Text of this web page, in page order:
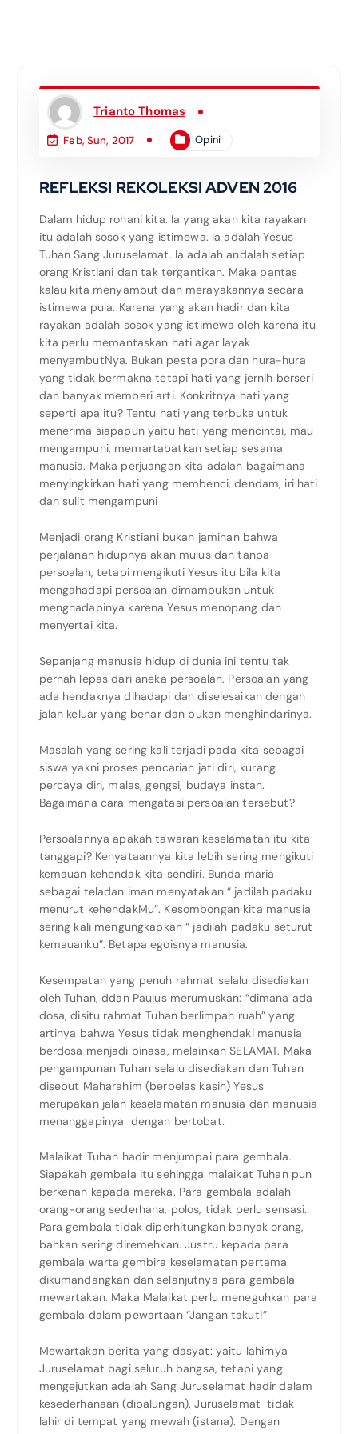
Trianto Thomas
Feb, Sun, 2017 Opini
REFLEKSI REKOLEKSI ADVEN 2016
Dalam hidup rohani kita. Ia yang akan kita rayakan
itu adalah sosok yang istimewa. Ia adalah Yesus
Tuhan Sang Juruselamat. Ia adalah andalah setiap
orang Kristiani dan tak tergantikan. Maka pantas
kalau kita menyambut dan merayakannya secara
istimewa pula. Karena yang akan hadir dan kita
rayakan adalah sosok yang istimewa oleh karena itu
kita perlu memantaskan hati agar layak
menyambutNya. Bukan pesta pora dan hura-hura
yang tidak bermakna tetapi hati yang jernih berseri
dan banyak memberi arti. Konkritnya hati yang
seperti apa itu? Tentu hati yang terbuka untuk
menerima siapapun yaitu hati yang mencintai, mau
mengampuni, memartabatkan setiap sesama
manusia. Maka perjuangan kita adalah bagaimana
menyingkirkan hati yang membenci, dendam, iri hati
dan sulit mengampuni
Menjadi orang Kristiani bukan jaminan bahwa
perjalanan hidupnya akan mulus dan tanpa
persoalan, tetapi mengikuti Yesus itu bila kita
mengahadapi persoalan dimampukan untuk
menghadapinya karena Yesus menopang dan
menyertai kita.
Sepanjang manusia hidup di dunia ini tentu tak
pernah lepas dari aneka persoalan. Persoalan yang
ada hendaknya dihadapi dan diselesaikan dengan
jalan keluar yang benar dan bukan menghindarinya.
Masalah yang sering kali terjadi pada kita sebagai
siswa yakni proses pencarian jati diri, kurang
percaya diri, malas, gengsi, budaya instan.
Bagaimana cara mengatasi persoalan tersebut?
Persoalannya apakah tawaran keselamatan itu kita
tanggapi? Kenyataannya kita lebih sering mengikuti
kemauan kehendak kita sendiri. Bunda maria
sebagai teladan iman menyatakan “ jadilah padaku
menurut kehendakMu”. Kesombongan kita manusia
sering kali mengungkapkan “ jadilah padaku seturut
kemauanku”. Betapa egoisnya manusia.
Kesempatan yang penuh rahmat selalu disediakan
oleh Tuhan, ddan Paulus merumuskan: “dimana ada
dosa, disitu rahmat Tuhan berlimpah ruah” yang
artinya bahwa Yesus tidak menghendaki manusia
berdosa menjadi binasa, melainkan SELAMAT. Maka
pengampunan Tuhan selalu disediakan dan Tuhan
disebut Maharahim (berbelas kasih) Yesus
merupakan jalan keselamatan manusia dan manusia
menanggapinya dengan bertobat.
Malaikat Tuhan hadir menjumpai para gembala.
Siapakah gembala itu sehingga malaikat Tuhan pun
berkenan kepada mereka. Para gembala adalah
orang-orang sederhana, polos, tidak perlu sensasi.
Para gembala tidak diperhitungkan banyak orang,
bahkan sering diremehkan. Justru kepada para
gembala warta gembira keselamatan pertama
dikumandangkan dan selanjutnya para gembala
mewartakan. Maka Malaikat perlu meneguhkan para
gembala dalam pewartaan “Jangan takut!”
Mewartakan berita yang dasyat: yaitu lahirnya
Juruselamat bagi seluruh bangsa, tetapi yang
mengejutkan adalah Sang Juruselamat hadir dalam
kesederhanaan (dipalungan). Juruselamat tidak
lahir di tempat yang mewah (istana). Dengan